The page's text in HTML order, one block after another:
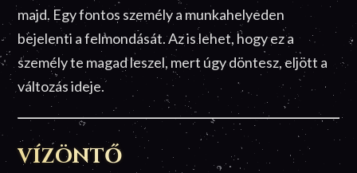
majd. Egy fontos személy a munkahelyeden
bejelenti a felmondását. Az is lehet, hogy ez a
személy te magad leszel, mert úgy döntesz, eljött a
változás ideje.
VÍZÖNTŐ